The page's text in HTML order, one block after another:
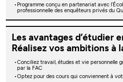
Programme conçu en partenariat avec
professionnelle des enquêteurs privés du
Les avantages d’étudier
Réalisez vos ambitions à
Conciliez travail, études et vie personnelle
par la FAC
Optez pour des cours qui conviennent à